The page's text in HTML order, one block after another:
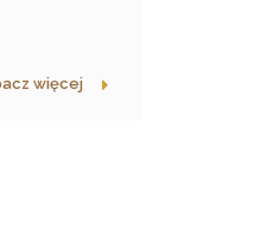
więcej